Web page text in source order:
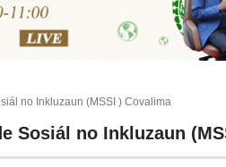
no Inkluzaun (MSSI ) Covalima
Sosiál no Inkluzaun